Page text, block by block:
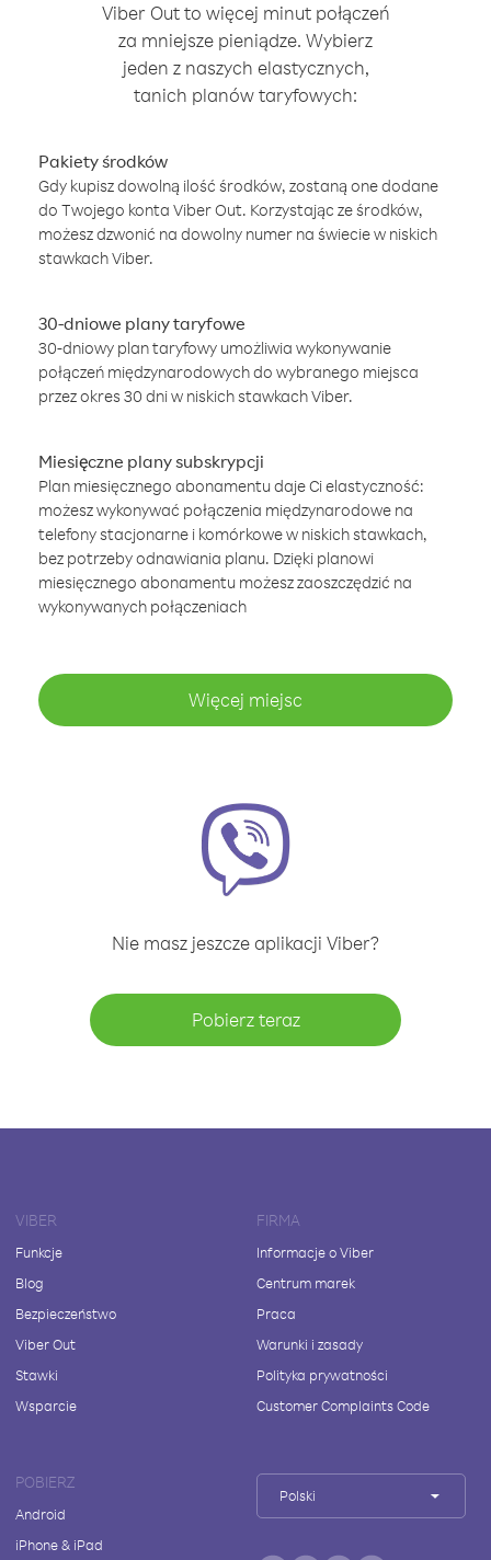
Viber Out to więcej minut połączeń
za mniejsze pieniądze. Wybierz
jeden z naszych elastycznych,
tanich planów taryfowych:
Pakiety środków
Gdy kupisz dowolną ilość środków, zostaną one dodane
do Twojego konta Viber Out. Korzystając ze środków,
możesz dzwonić na dowolny numer na świecie w niskich
stawkach Viber.
30-dniowe plany taryfowe
30-dniowy plan taryfowy umożliwia wykonywanie
połączeń międzynarodowych do wybranego miejsca
przez okres 30 dni w niskich stawkach Viber.
Miesięczne plany subskrypcji
Plan miesięcznego abonamentu daje Ci elastyczność:
możesz wykonywać połączenia międzynarodowe na
telefony stacjonarne i komórkowe w niskich stawkach,
bez potrzeby odnawiania planu. Dzięki planowi
miesięcznego abonamentu możesz zaoszczędzić na
wykonywanych połączeniach
Więcej miejsc
Nie masz jeszcze aplikacji Viber?
Pobierz teraz
VIBER
Funkcje
Blog
Bezpieczeństwo
Viber Out
Stawki
Wsparcie
FIRMA
Informacje o Viber
Centrum marek
Praca
Warunki i zasady
Polityka prywatności
Customer Complaints Code
POBIERZ
Android
iPhone & iPad
Polski